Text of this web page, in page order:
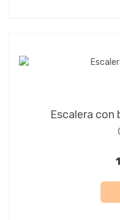
Escalera con